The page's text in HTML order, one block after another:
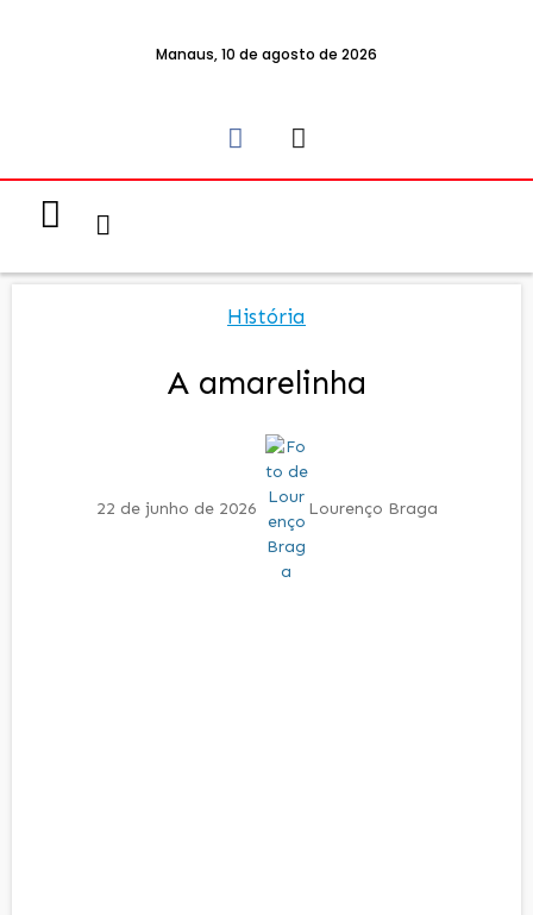
Manaus, 10 de agosto de 2026
História
A amarelinha
22 de junho de 2026 Lourenço Braga